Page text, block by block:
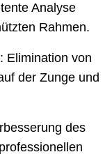
Analyse
Rahmen.
Elimination von
der Zunge und
des